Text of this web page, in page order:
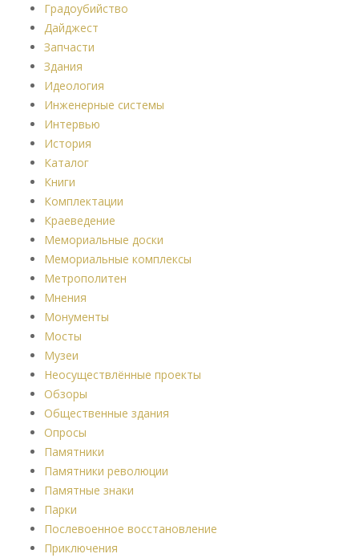
Градоубийство
Дайджест
Запчасти
Здания
Идеология
Инженерные системы
Интервью
История
Каталог
Книги
Комплектации
Краеведение
Мемориальные доски
Мемориальные комплексы
Метрополитен
Мнения
Монументы
Мосты
Музеи
Неосуществлённые проекты
Обзоры
Общественные здания
Опросы
Памятники
Памятники революции
Памятные знаки
Парки
Послевоенное восстановление
Приключения